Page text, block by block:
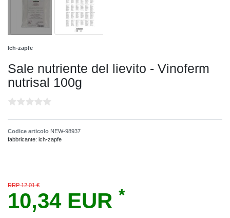
Ich-zapfe
Sale nutriente del lievito - Vinoferm
nutrisal 100g
Codice articolo NEW-98937
fabbricante: ich-zapfe
RRP 12,01 €
10,34 EUR *